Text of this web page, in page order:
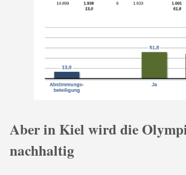
Aber in Kiel wird die
nachhaltig